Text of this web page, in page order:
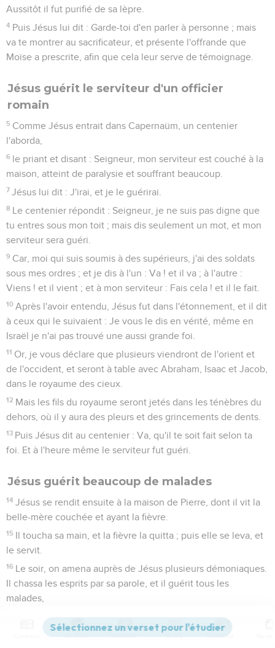
Aussitôt il fut purifié de sa lèpre.
4 Puis Jésus lui dit : Garde-toi d'en parler à personne ; mais
va te montrer au sacrificateur, et présente l'offrande que
Moïse a prescrite, afin que cela leur serve de témoignage.
Jésus guérit le serviteur d'un officier
romain
5 Comme Jésus entrait dans Capernaüm, un centenier
l'aborda,
6 le priant et disant : Seigneur, mon serviteur est couché à la
maison, atteint de paralysie et souffrant beaucoup.
7 Jésus lui dit : J'irai, et je le guérirai.
8 Le centenier répondit : Seigneur, je ne suis pas digne que
tu entres sous mon toit ; mais dis seulement un mot, et mon
serviteur sera guéri.
9 Car, moi qui suis soumis à des supérieurs, j'ai des soldats
sous mes ordres ; et je dis à l'un : Va ! et il va ; à l'autre :
Viens ! et il vient ; et à mon serviteur : Fais cela ! et il le fait.
10 Après l'avoir entendu, Jésus fut dans l'étonnement, et il dit
à ceux qui le suivaient : Je vous le dis en vérité, même en
Israël je n'ai pas trouvé une aussi grande foi.
11 Or, je vous déclare que plusieurs viendront de l'orient et
de l'occident, et seront à table avec Abraham, Isaac et Jacob,
dans le royaume des cieux.
12 Mais les fils du royaume seront jetés dans les ténèbres du
dehors, où il y aura des pleurs et des grincements de dents.
13 Puis Jésus dit au centenier : Va, qu'il te soit fait selon ta
foi. Et à l'heure même le serviteur fut guéri.
Jésus guérit beaucoup de malades
14 Jésus se rendit ensuite à la maison de Pierre, dont il vit la
belle-mère couchée et ayant la fièvre.
15 Il toucha sa main, et la fièvre la quitta ; puis elle se leva, et
le servit.
16 Le soir, on amena auprès de Jésus plusieurs démoniaques.
Il chassa les esprits par sa parole, et il guérit tous les
malades,
afin que s'accomplît ce qui avait été annoncé par Ésaïe, le
prophète : Il a pris nos infirmités, et il s'est chargé de nos
Versions Commentaires Strong